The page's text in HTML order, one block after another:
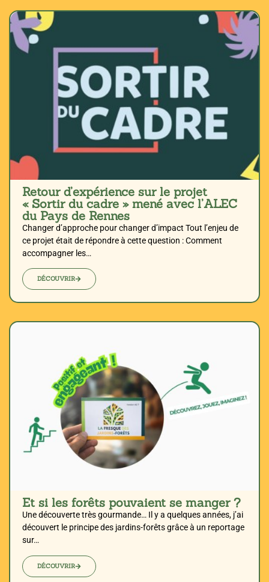
Retour d’expérience sur le projet
« Sortir du cadre » mené avec l’ALEC
du Pays de Rennes
Changer d’approche pour changer d’impact Tout l’enjeu de
ce projet était de répondre à cette question : Comment
accompagner les…
DÉCOUVRIR
Et si les forêts pouvaient se manger ?
Une découverte très gourmande… Il y a quelques années, j’ai
découvert le principe des jardins-forêts grâce à un reportage
sur…
DÉCOUVRIR